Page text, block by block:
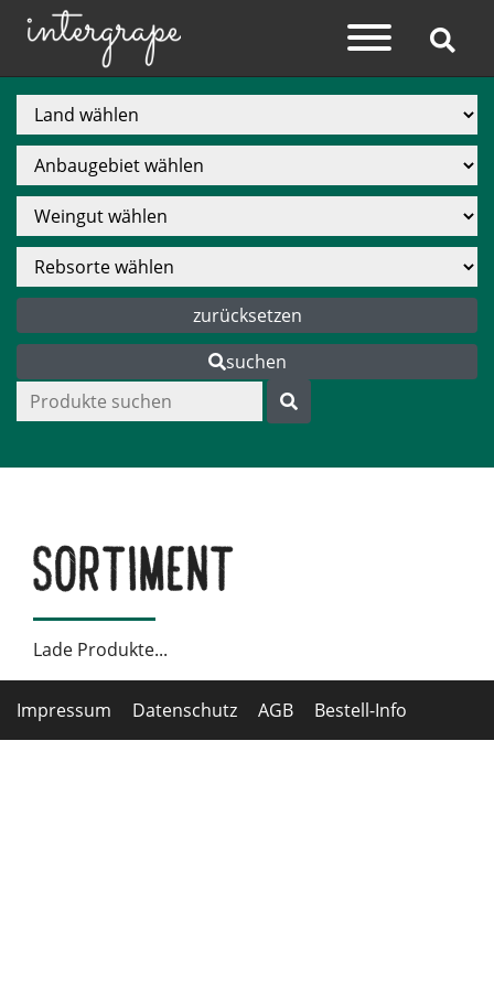
zurücksetzen
suchen
Sortiment
Lade Produkte...
Impressum Datenschutz AGB Bestell-Info